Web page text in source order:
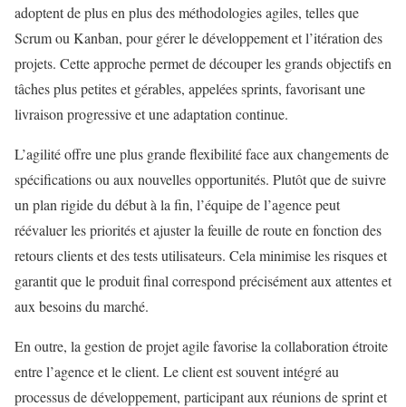
adoptent de plus en plus des méthodologies agiles, telles que
Scrum ou Kanban, pour gérer le développement et l’itération des
projets. Cette approche permet de découper les grands objectifs en
tâches plus petites et gérables, appelées sprints, favorisant une
livraison progressive et une adaptation continue.
L’agilité offre une plus grande flexibilité face aux changements de
spécifications ou aux nouvelles opportunités. Plutôt que de suivre
un plan rigide du début à la fin, l’équipe de l’agence peut
réévaluer les priorités et ajuster la feuille de route en fonction des
retours clients et des tests utilisateurs. Cela minimise les risques et
garantit que le produit final correspond précisément aux attentes et
aux besoins du marché.
En outre, la gestion de projet agile favorise la collaboration étroite
entre l’agence et le client. Le client est souvent intégré au
processus de développement, participant aux réunions de sprint et